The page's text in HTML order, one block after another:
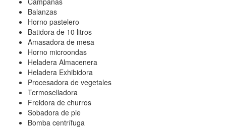
Balanzas
Horno pastelero
Batidora de 10 litros
Amasadora de mesa
Horno microondas
Heladera Almacenera
Heladera Exhibidora
Procesadora de vegetales
Termoselladora
Freidora de churros
Sobadora de pie
Bomba centrífuga